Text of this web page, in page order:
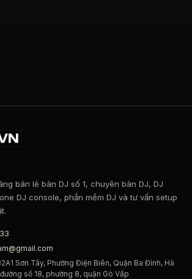
bán lẻ bàn DJ số 1, chuyên bàn DJ, DJ
DJ console, phần mềm DJ và tư vấn setup
Sơn Tây, Phường Điện Biên, Quận Ba Đình, Hà
số 18, phường 8, quận Gò Vấp